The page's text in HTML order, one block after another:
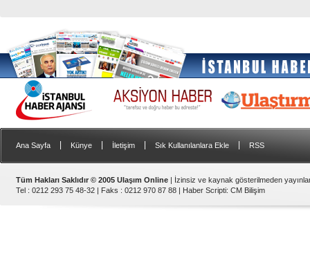
Ana Sayfa Künye İletişim Sık Kullanılanlara Ekle RSS
Tüm Hakları Saklıdır © 2005 Ulaşım Online | İzinsiz ve kaynak gösterilmeden
Tel : 0212 293 75 48-32 | Faks : 0212 970 87 88 | Haber Scripti: CM Bilişim